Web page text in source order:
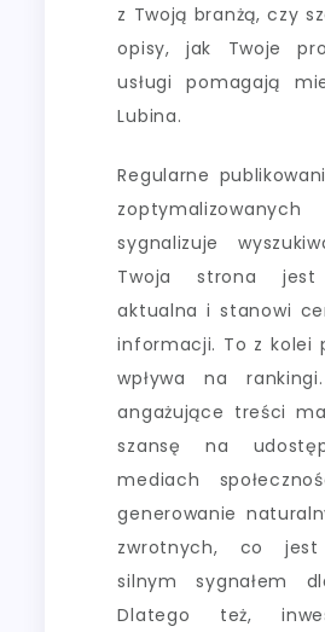
z Twoją branżą, czy
opisy, jak Twoje
usługi pomagają
Lubina.
Regularne
sygnalizuje
Twoja strona jest
aktualna i stanowi
informacji. To z kolei
wpływa na
angażujące treści
szansę na
mediach
generowanie
zwrotnych, co jest
silnym sygnałem
Dlatego też,